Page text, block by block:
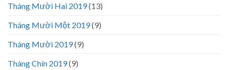
Tháng Mười Hai 2019(13)
Tháng Mười Một 2019(9)
Tháng Mười 2019(9)
Tháng Chín 2019(9)